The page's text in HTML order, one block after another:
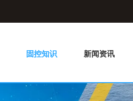
固控知识 新闻资讯